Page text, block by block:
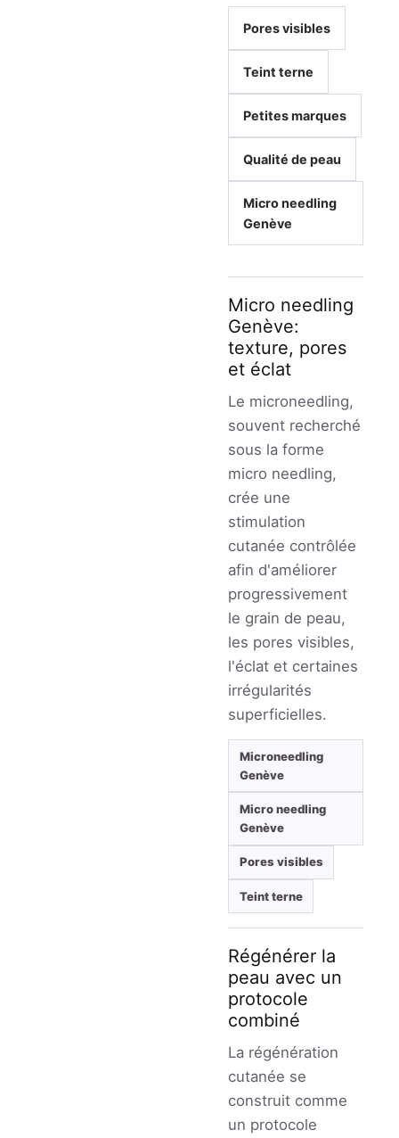
Pores visibles
Teint terne
Petites marques
Qualité de peau
Micro needling
Genève
Micro needling
Genève:
texture, pores
et éclat
Le microneedling,
souvent recherché
sous la forme
micro needling,
crée une
stimulation
cutanée contrôlée
afin d'améliorer
progressivement
le grain de peau,
les pores visibles,
l'éclat et certaines
irrégularités
superficielles.
Microneedling
Genève
Micro needling
Genève
Pores visibles
Teint terne
Régénérer la
peau avec un
protocole
combiné
La régénération
cutanée se
construit comme
un protocole